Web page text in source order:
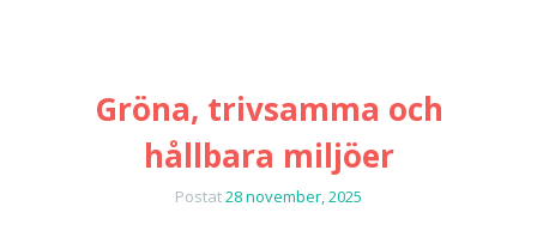
Gröna, trivsamma och
hållbara miljöer
Postat28 november, 2025